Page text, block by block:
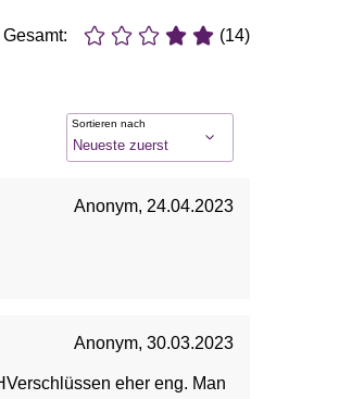
Gesamt: (14)
Sortieren nach
Anonym, 24.04.2023
Anonym, 30.03.2023
eher eng. Man